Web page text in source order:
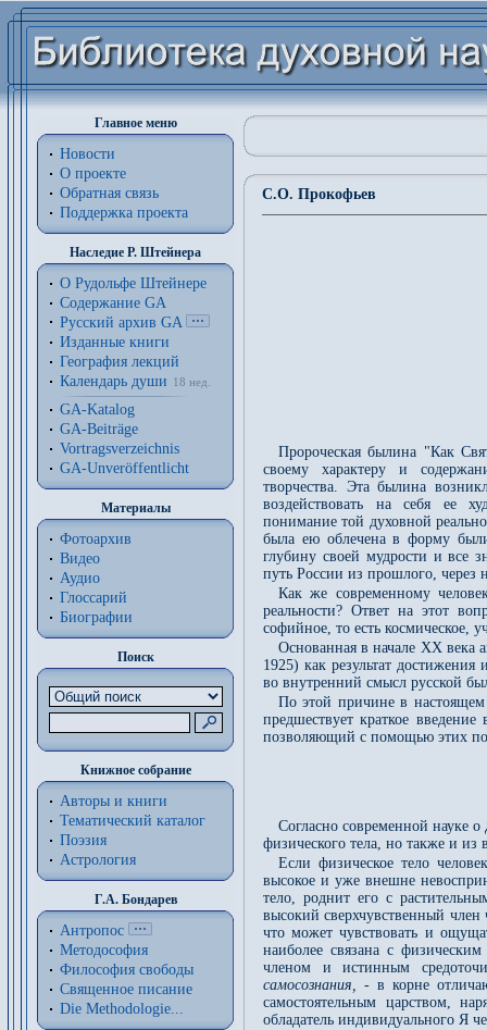
Главное меню
Новости
О проекте
Обратная связь
Поддержка проекта
Наследие Р. Штейнера
О Рудольфе Штейнере
Содержание GA
Русский архив GA
Изданные книги
География лекций
Календарь души
18 нед.
GA-Katalog
GA-Beiträge
Vortragsverzeichnis
GA-Unveröffentlicht
Материалы
Фотоархив
Видео
Аудио
Глоссарий
Биографии
Поиск
Книжное собрание
Авторы и книги
Тематический каталог
Поэзия
Астрология
Г.А. Бондарев
Антропос
Методософия
Философия cвободы
Священное писание
Die Methodologie...
С.О. Прокофьев
Пророческая былина "Как
своему характеру и
творчества. Эта былина
воздействовать на себя ее
понимание той духовной
была ею облечена в форму
глубину своей мудрости и все
путь России из прошлого, через
Как же современному
реальности? Ответ на этот
софийное, то есть космическое,
Основанная в начале XX
1925) как результат
во внутренний смысл русской
По этой причине в настоящем
предшествует краткое
позволяющий с помощью этих
Согласно современной науке о
физического тела, но также и
Если физическое тело
высокое и уже внешне
тело, роднит его с
высокий сверхчувственный
что может чувствовать и
наиболее связана с
членом и истинным
самосознания,- в корне
самостоятельным царством,
обладатель индивидуального Я